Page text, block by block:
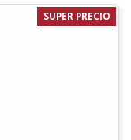
SUPER PRECIO